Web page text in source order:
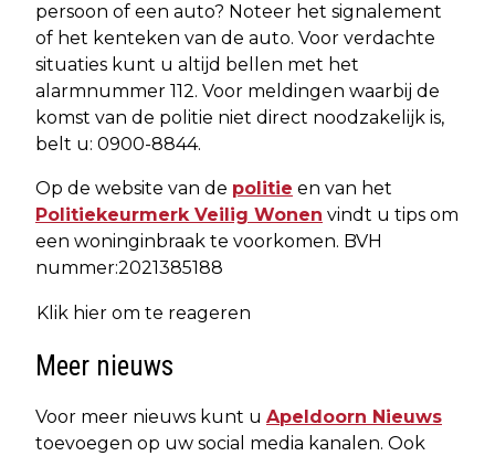
persoon of een auto? Noteer het signalement
of het kenteken van de auto. Voor verdachte
situaties kunt u altijd bellen met het
alarmnummer 112. Voor meldingen waarbij de
komst van de politie niet direct noodzakelijk is,
belt u: 0900-8844.
Op de website van de politie en van het
Politiekeurmerk Veilig Wonen vindt u tips om
een woninginbraak te voorkomen. BVH
nummer:2021385188
Klik hier om te reageren
Meer nieuws
Voor meer nieuws kunt u Apeldoorn Nieuws
toevoegen op uw social media kanalen. Ook